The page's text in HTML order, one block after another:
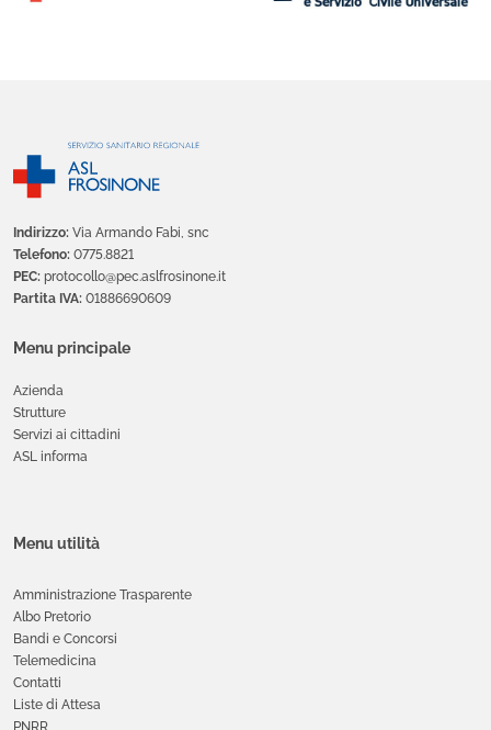
Indirizzo: Via Armando Fabi, snc
Telefono: 0775.8821
PEC: protocollo@pec.aslfrosinone.it
Partita IVA: 01886690609
Menu principale
Azienda
Strutture
Servizi ai cittadini
ASL informa
Menu utilità
Amministrazione Trasparente
Albo Pretorio
Bandi e Concorsi
Telemedicina
Contatti
Liste di Attesa
PNRR